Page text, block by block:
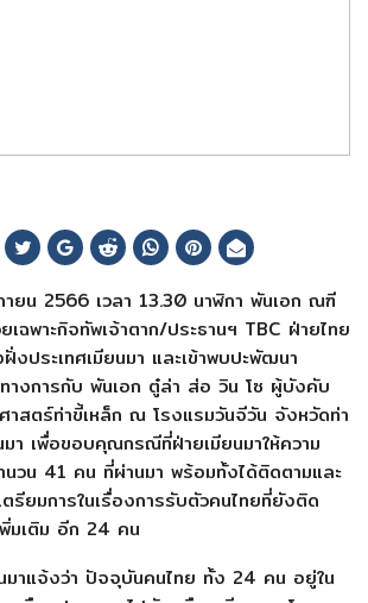
ยน 2566 เวลา 13.30 นาฬิกา พันเอก ณฑี
ฉพาะกิจทัพเจ้าตาก/ประธานฯ TBC ฝ่ายไทย
งประเทศเมียนมา และเข้าพบปะพัฒนา
างการกับ พันเอก ตู๋ล่า ส่อ วิน โซ ผู้บังคับ
สตร์ท่าขี้เหล็ก ณ โรงแรมวันจีวัน จังหวัดท่า
มา เพื่อขอบคุณกรณีที่ฝ่ายเมียนมาให้ความ
นวน 41 คน ที่ผ่านมา พร้อมทั้งได้ติดตามและ
รียมการในเรื่องการรับตัวคนไทยที่ยังติด
มเติม อีก 24 คน
มาแจ้งว่า ปัจจุบันคนไทย ทั้ง 24 คน อยู่ใน